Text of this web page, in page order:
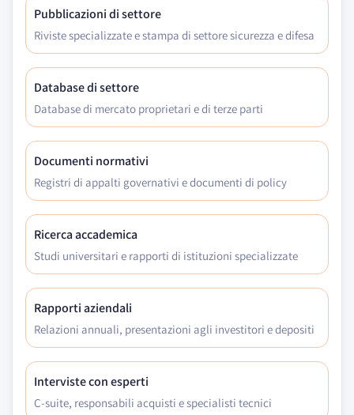
Pubblicazioni di settore
Riviste specializzate e stampa di settore sicurezza e difesa
Database di settore
Database di mercato proprietari e di terze parti
Documenti normativi
Registri di appalti governativi e documenti di policy
Ricerca accademica
Studi universitari e rapporti di istituzioni specializzate
Rapporti aziendali
Relazioni annuali, presentazioni agli investitori e depositi
Interviste con esperti
C-suite, responsabili acquisti e specialisti tecnici